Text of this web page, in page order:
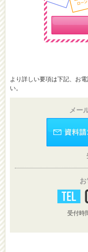
より詳しい要項は下記、お
い。
メー
受付時